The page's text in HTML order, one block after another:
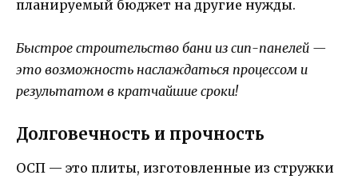
планируемый бюджет на другие нужды.
Быстрое строительство бани из сип-панелей —
это возможность наслаждаться процессом и
результатом в кратчайшие сроки!
Долговечность и прочность
ОСП — это плиты, изготовленные из стружки